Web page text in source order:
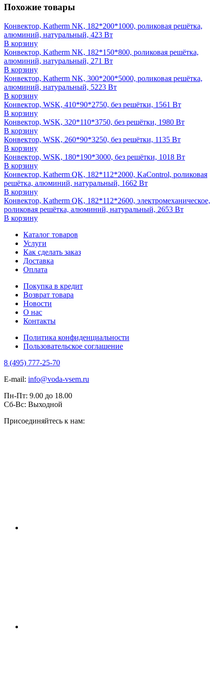
Похожие товары
Конвектор, Katherm NK, 182*200*1000, роликовая решётка,
алюминий, натуральный, 423 Вт
В корзину
Конвектор, Katherm NK, 182*150*800, роликовая решётка,
алюминий, натуральный, 271 Вт
В корзину
Конвектор, Katherm NK, 300*200*5000, роликовая решётка,
алюминий, натуральный, 5223 Вт
В корзину
Конвектор, WSK, 410*90*2750, без решётки, 1561 Вт
В корзину
Конвектор, WSK, 320*110*3750, без решётки, 1980 Вт
В корзину
Конвектор, WSK, 260*90*3250, без решётки, 1135 Вт
В корзину
Конвектор, WSK, 180*190*3000, без решётки, 1018 Вт
В корзину
Конвектор, Katherm QK, 182*112*2000, KaControl, роликовая
решётка, алюминий, натуральный, 1662 Вт
В корзину
Конвектор, Katherm QK, 182*112*2600, электромеханическое,
роликовая решётка, алюминий, натуральный, 2653 Вт
В корзину
Каталог товаров
Услуги
Как сделать заказ
Доставка
Оплата
Покупка в кредит
Возврат товара
Новости
О нас
Контакты
Политика конфиденциальности
Пользовательское соглашение
8 (495) 777-25-70
E-mail: info@voda-vsem.ru
Пн-Пт: 9.00 до 18.00
Сб-Вс: Выходной
Присоединяйтесь к нам: